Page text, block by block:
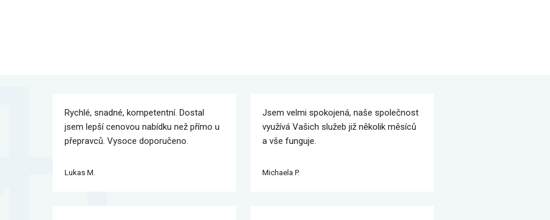
Rychlé, snadné, kompetentní. Dostal
jsem lepší cenovou nabídku než přímo u
přepravců. Vysoce doporučeno.
Lukas M.
Jsem velmi spokojená, naše společnost
využívá Vašich služeb již několik měsíců
a vše funguje.
Michaela P.